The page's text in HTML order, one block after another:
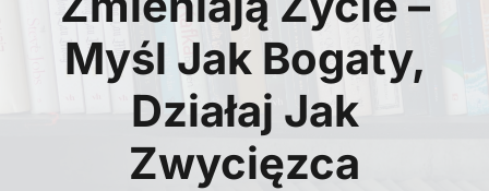
Myśl Jak Bogaty,
Działaj Jak
Zwycięzca